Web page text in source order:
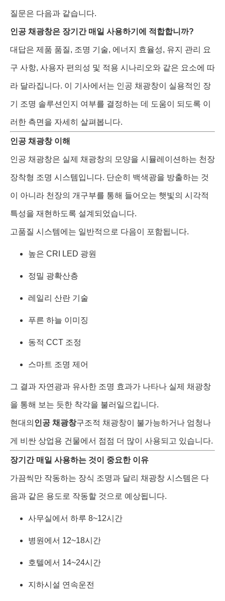
질문은 다음과 같습니다.
인공 채광창은 장기간 매일 사용하기에 적합합니까?
대답은 제품 품질, 조명 기술, 에너지 효율성, 유지 관리 요
구 사항, 사용자 편의성 및 적용 시나리오와 같은 요소에 따
라 달라집니다. 이 기사에서는 인공 채광창이 실용적인 장
기 조명 솔루션인지 여부를 결정하는 데 도움이 되도록 이
러한 측면을 자세히 살펴봅니다.
인공 채광창 이해
인공 채광창은 실제 채광창의 모양을 시뮬레이션하는 천장
장착형 조명 시스템입니다. 단순히 백색광을 방출하는 것
이 아니라 천장의 개구부를 통해 들어오는 햇빛의 시각적
특성을 재현하도록 설계되었습니다.
고품질 시스템에는 일반적으로 다음이 포함됩니다.
높은 CRI LED 광원
정밀 광확산층
레일리 산란 기술
푸른 하늘 이미징
동적 CCT 조정
스마트 조명 제어
그 결과 자연광과 유사한 조명 효과가 나타나 실제 채광창
을 통해 보는 듯한 착각을 불러일으킵니다.
현대의 인공 채광창구조적 채광창이 불가능하거나 엄청나
게 비싼 상업용 건물에서 점점 더 많이 사용되고 있습니다.
장기간 매일 사용하는 것이 중요한 이유
가끔씩만 작동하는 장식 조명과 달리 채광창 시스템은 다
음과 같은 용도로 작동할 것으로 예상됩니다.
사무실에서 하루 8~12시간
병원에서 12~18시간
호텔에서 14~24시간
지하시설 연속운전